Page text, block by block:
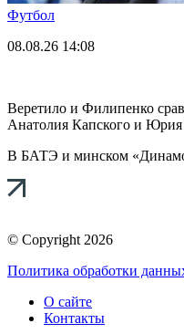
Футбол
08.08.26 14:08
Веретило и Филипенко
Анатолия Капского и
В БАТЭ и минском
© Copyright 2026
Политика обработки
О сайте
Контакты